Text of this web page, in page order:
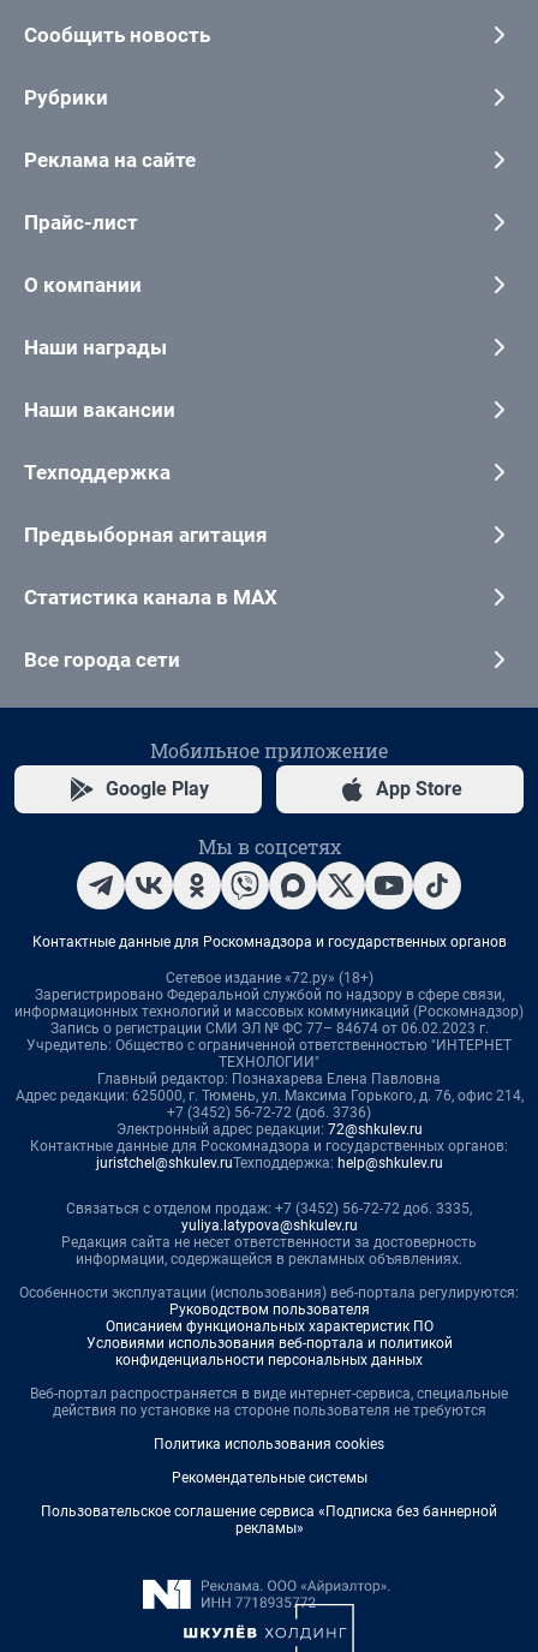
Сообщить новость
Рубрики
Реклама на сайте
Прайс-лист
О компании
Наши награды
Наши вакансии
Техподдержка
Предвыборная агитация
Статистика канала в MAX
Все города сети
Мобильное приложение
Google Play App Store
Мы в соцсетях
Контактные данные для Роскомнадзора и государственных органов
Сетевое издание «72.ру» (18+)
Зарегистрировано Федеральной службой по надзору в сфере связи,
информационных технологий и массовых коммуникаций (Роскомнадзор)
Запись о регистрации СМИ ЭЛ № ФС 77– 84674 от 06.02.2023 г.
Учредитель: Общество с ограниченной ответственностью "ИНТЕРНЕТ
ТЕХНОЛОГИИ"
Главный редактор: Познахарева Елена Павловна
Адрес редакции: 625000, г. Тюмень, ул. Максима Горького, д. 76, офис 214,
+7 (3452) 56-72-72 (доб. 3736)
Электронный адрес редакции: 72@shkulev.ru
Контактные данные для Роскомнадзора и государственных органов:
juristchel@shkulev.ruТехподдержка: help@shkulev.ru
Связаться с отделом продаж: +7 (3452) 56-72-72 доб. 3335,
yuliya.latypova@shkulev.ru
Редакция сайта не несет ответственности за достоверность
информации, содержащейся в рекламных объявлениях.
Особенности эксплуатации (использования) веб-портала регулируются:
Руководством пользователя
Описанием функциональных характеристик ПО
Условиями использования веб-портала и политикой
конфиденциальности персональных данных
Веб-портал распространяется в виде интернет-сервиса, специальные
действия по установке на стороне пользователя не требуются
Политика использования cookies
Рекомендательные системы
Пользовательское соглашение сервиса «Подписка без баннерной
рекламы»